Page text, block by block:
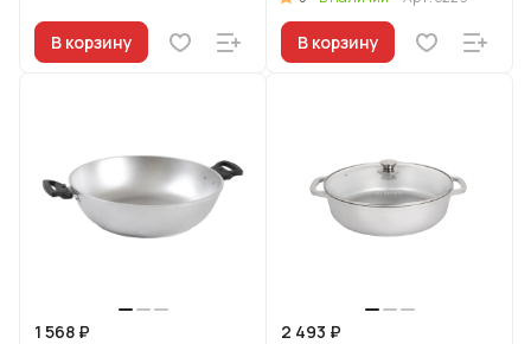
В корзину В корзину
1 568 ₽
2 493 ₽